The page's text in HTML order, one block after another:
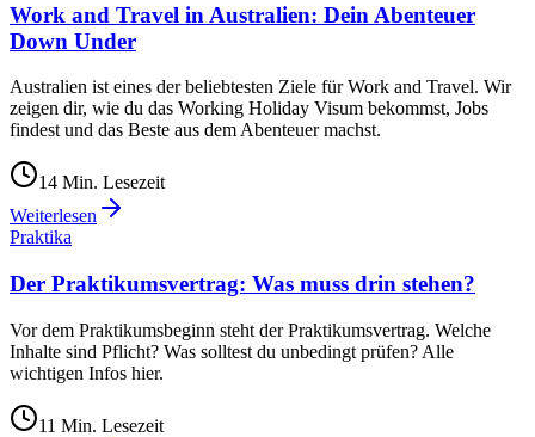
Work and Travel in Australien: Dein Abenteuer
Down Under
Australien ist eines der beliebtesten Ziele für Work and Travel. Wir
zeigen dir, wie du das Working Holiday Visum bekommst, Jobs
findest und das Beste aus dem Abenteuer machst.
14 Min. Lesezeit
Weiterlesen
Praktika
Der Praktikumsvertrag: Was muss drin stehen?
Vor dem Praktikumsbeginn steht der Praktikumsvertrag. Welche
Inhalte sind Pflicht? Was solltest du unbedingt prüfen? Alle
wichtigen Infos hier.
11 Min. Lesezeit